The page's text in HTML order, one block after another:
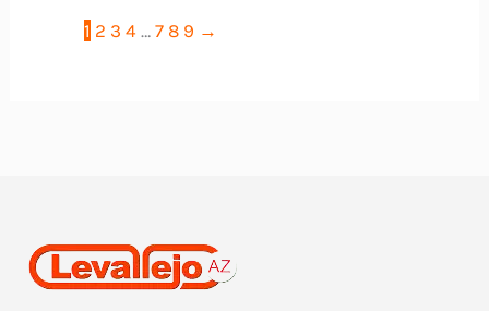
múltiples
en
la
1 2 3 4 … 7 8 9 →